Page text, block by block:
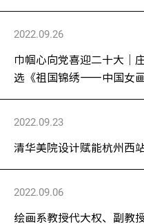
2022.09.26
巾帼心向党喜迎二十大│
选《祖国锦绣——中国女
2022.09.23
清华美院设计赋能杭州西
2022.09.06
绘画系教授代大权、副教